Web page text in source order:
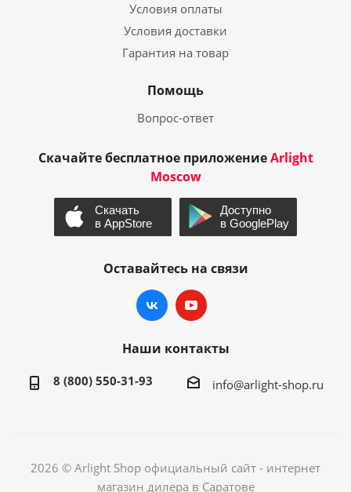
Условия оплаты
Условия доставки
Гарантия на товар
Помощь
Вопрос-ответ
Скачайте бесплатное приложениеArlight
Moscow
Оставайтесь на связи
Наши контакты
8 (800) 550-31-93 info@arlight-shop.ru
2026 © Arlight Shop официальный сайт - интернет
магазин дилера в Саратове